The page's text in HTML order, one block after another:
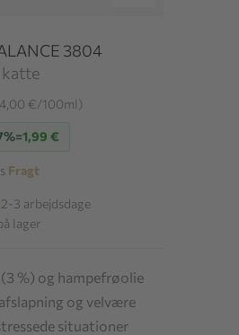
3804
katte
€/100ml)
=1,99 €
Fragt
2-3 arbejdsdage
lager
%) og hampefrøolie
og velvære
situationer